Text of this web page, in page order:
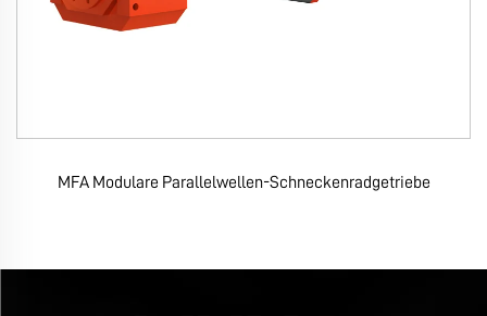
MFA Modulare Parallelwellen-Schneckenradgetriebe